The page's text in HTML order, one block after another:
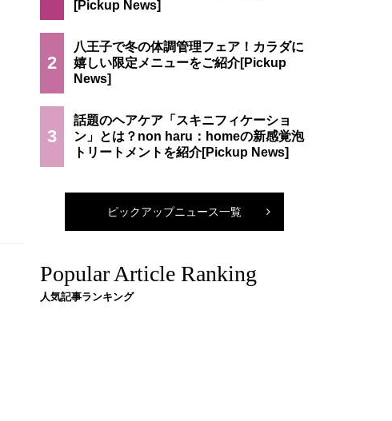
2
八王子で冬の体調管理フェア！カラダに
嬉しい限定メニューをご紹介
3
話題のヘアケア「スキニフィケーショ
ン」とは？non haru：homeの新感覚泡
トリートメントを紹介
ピックアップニュース一覧
Popular Article Ranking
人気記事ランキング